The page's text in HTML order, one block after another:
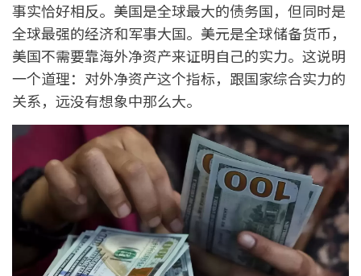
事实恰好相反。美国是全球最大的债务国，但同时是
全球最强的经济和军事大国。美元是全球储备货币，
美国不需要靠海外净资产来证明自己的实力。这说明
一个道理：对外净资产这个指标，跟国家综合实力的
关系，远没有想象中那么大。